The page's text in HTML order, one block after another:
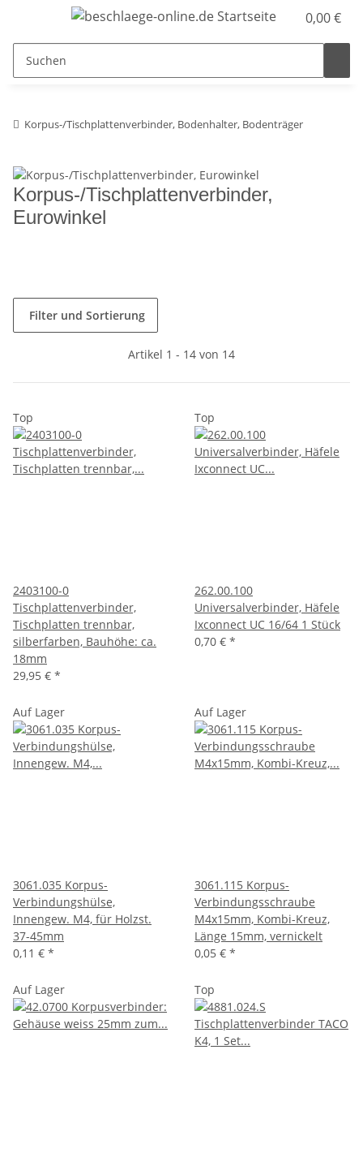
0,00 €
Korpus-/Tischplattenverbinder, Bodenhalter, Bodenträger
Korpus-/Tischplattenverbinder,
Eurowinkel
Filter und Sortierung
Artikel 1 - 14 von 14
Top
2403100-0
Tischplattenverbinder,
Tischplatten trennbar,
silberfarben, Bauhöhe: ca.
18mm
29,95 € *
Top
262.00.100
Universalverbinder, Häfele
Ixconnect UC 16/64 1 Stück
0,70 € *
Auf Lager
3061.035 Korpus-
Verbindungshülse,
Innengew. M4, für Holzst.
37-45mm
0,11 € *
Auf Lager
3061.115 Korpus-
Verbindungsschraube
M4x15mm, Kombi-Kreuz,
Länge 15mm, vernickelt
0,05 € *
Auf Lager Top